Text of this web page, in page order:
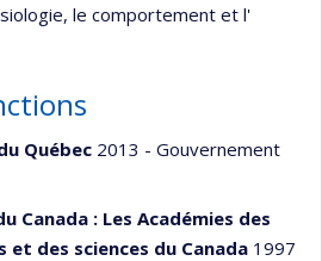
le comportement et l'
Québec 2013 - Gouvernement
Canada : Les Académies des
des sciences du Canada 1997